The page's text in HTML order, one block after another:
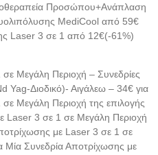
Προσώπου+Ανάπλαση
MediCool από 59€
Laser 3 σε 1 από 12€(-61%)
Μεγάλη Περιοχή – Συνεδρίες
Yag-Διοδικό)- Αιγάλεω – 34€ για
Μεγάλη Περιοχή της επιλογής
Laser 3 σε 1 σε Μεγάλη Περιοχή
με Laser 3 σε 1 σε
Μία Συνεδρία Αποτρίχωσης με